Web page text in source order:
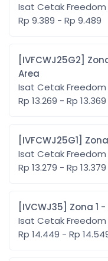
Isat Cetak Freedom
Rp 9.389 - Rp 9.489
[IVFCWJ25G2] Zona 2 - Act 2,5GB 5 Hari Lokal
Area
Isat Cetak Freedom
Rp 13.269 - Rp 13.369
Isat Cetak Freedom
Rp 13.279 - Rp 13.379
Isat Cetak Freedom
Rp 14.449 - Rp